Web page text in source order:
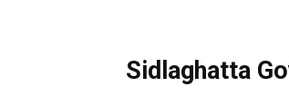
Sidlaghatta